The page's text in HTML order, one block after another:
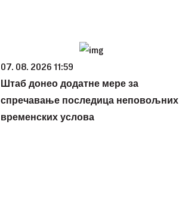
07. 08. 2026 11:59
Штаб донео додатне мере за
спречавање последица неповољних
временских услова